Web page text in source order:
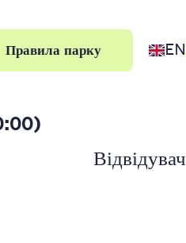
Правила парку EN